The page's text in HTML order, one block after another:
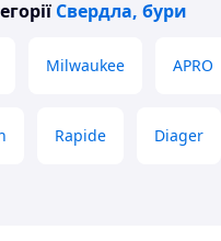
Свердла, бури
Milwaukee APRO
Rapide Diager